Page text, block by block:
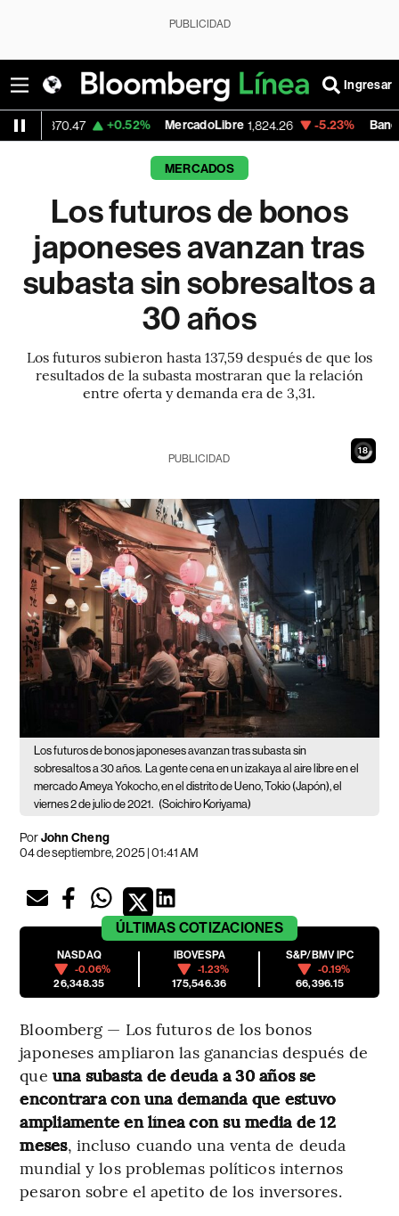
PUBLICIDAD
Ingresar
+0.52% MercadoLibre 1,824.26 -5.23% Banco de Bogota
MERCADOS
Los futuros de bonos
japoneses avanzan tras
subasta sin sobresaltos a
30 años
Los futuros subieron hasta 137,59 después de que los
resultados de la subasta mostraran que la relación
entre oferta y demanda era de 3,31.
16
PUBLICIDAD
Los futuros de bonos japoneses avanzan tras subasta sin
sobresaltos a 30 años. La gente cena en un izakaya al aire libre en el
mercado Ameya Yokocho, en el distrito de Ueno, Tokio (Japón), el
viernes 2 de julio de 2021. (Soichiro Koriyama)
PorJohn Cheng
04 de septiembre, 2025 | 01:41 AM
ÚLTIMAS COTIZACIONES
NASDAQ
-0.06%
26,348.35
IBOVESPA
-1.23%
175,546.36
S&P/BMV IPC
-0.19%
66,396.15
Bloomberg — Los futuros de los bonos
japoneses ampliaron las ganancias después de
que una subasta de deuda a 30 años se
encontrara con una demanda que estuvo
ampliamente en línea con su media de 12
meses, incluso cuando una venta de deuda
mundial y los problemas políticos internos
pesaron sobre el apetito de los inversores.